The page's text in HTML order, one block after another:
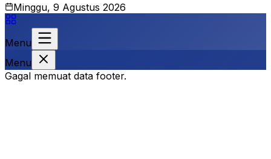
Minggu, 9 Agustus 2026
Menu
Menu
Gagal memuat data footer.